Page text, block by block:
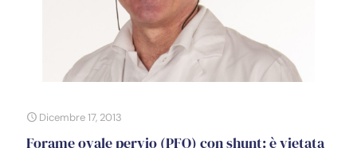
Dicembre 17, 2013
Forame ovale pervio (PFO) con shunt: è vietata